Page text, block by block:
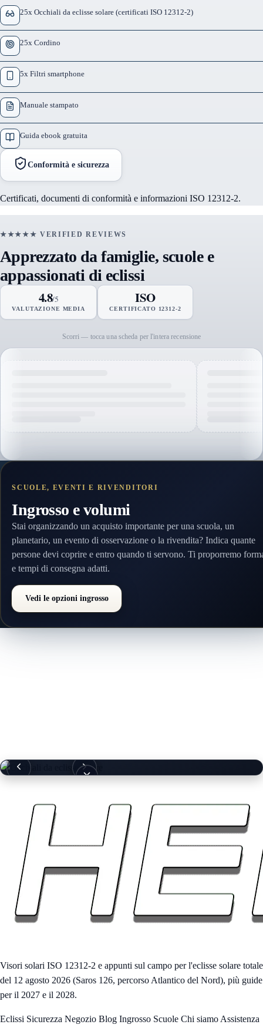
25x Occhiali da eclisse solare (certificati ISO 12312-2)
25x Cordino
5x Filtri smartphone
Manuale stampato
Guida ebook gratuita
Conformità e sicurezza
Certificati, documenti di conformità e informazioni ISO 12312-2.
★★★★★ VERIFIED REVIEWS
Apprezzato da famiglie, scuole e
appassionati di eclissi
4.8/5
VALUTAZIONE MEDIA
ISO
CERTIFICATO 12312-2
Scorri — tocca una scheda per l'intera recensione
SCUOLE, EVENTI E RIVENDITORI
Ingrosso e volumi
Stai organizzando un acquisto importante per una scuola, un
planetario, un evento di osservazione o la rivendita? Indica quante
persone devi coprire e entro quando ti servono. Ti proporremo
e tempi di consegna adatti.
Vedi le opzioni ingrosso
Occhiali da eclisse solare — 25 Pack (Gruppo)
Visori solari ISO 12312-2 e appunti sul campo per l'eclisse solare totale
del 12 agosto 2026 (Saros 126, percorso Atlantico del Nord), più guide
per il 2027 e il 2028.
Eclissi Sicurezza Negozio Blog Ingrosso Scuole Chi siamo Assistenza